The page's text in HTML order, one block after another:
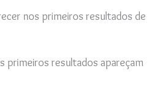
nos primeiros resultados de
primeiros resultados apareçam